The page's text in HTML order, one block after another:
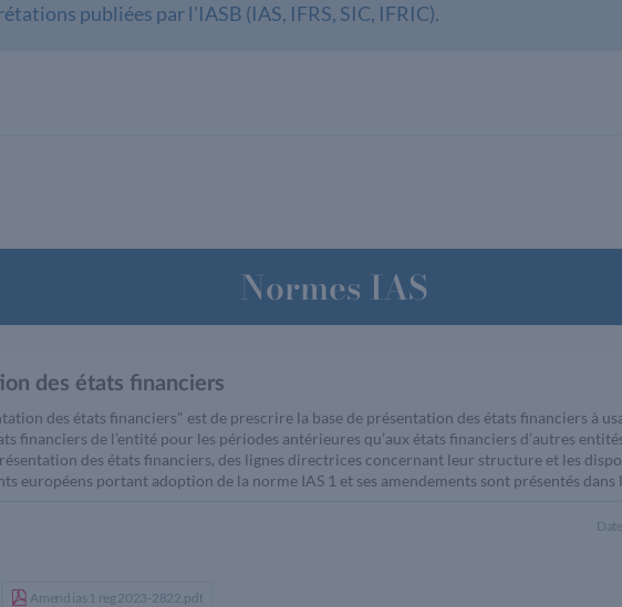
publiées par l'IASB (IAS, IFRS, SIC, IFRIC).
Normes IAS
des états financiers
des états financiers" est de prescrire la base de présentation des états financiers à
financiers de l’entité pour les périodes antérieures qu’aux états financiers d’autres
des états financiers, des lignes directrices concernant leur structure et les
européens portant adoption de la norme IAS 1 et ses amendements sont présentés dans
Amend ias 1 reg 2023-2822.pdf